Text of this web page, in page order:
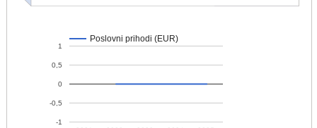
Poslovni prihodi (EUR)
-1
-0,5
0
0,5
1